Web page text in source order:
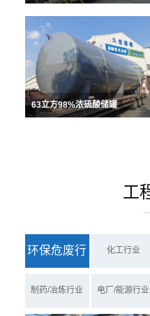
63立方98%浓硫酸储罐
工
环保危废行
业
化工行业
制药/冶炼行业 电厂/能源行业